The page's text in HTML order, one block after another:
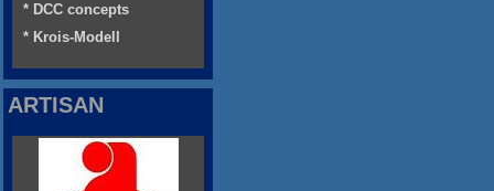
* DCC concepts
* Krois-Modell
ARTISAN